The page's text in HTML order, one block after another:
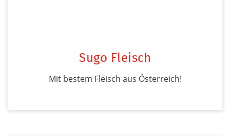
Sugo Fleisch
Mit bestem Fleisch aus Österreich!